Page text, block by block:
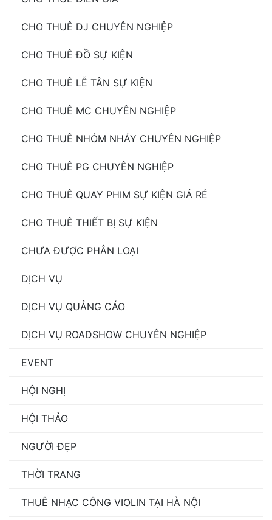
CHO THUÊ DJ CHUYÊN NGHIỆP
CHO THUÊ ĐỒ SỰ KIỆN
CHO THUÊ LỄ TÂN SỰ KIỆN
CHO THUÊ MC CHUYÊN NGHIỆP
CHO THUÊ NHÓM NHẢY CHUYÊN NGHIỆP
CHO THUÊ PG CHUYÊN NGHIỆP
CHO THUÊ QUAY PHIM SỰ KIỆN GIÁ RẺ
CHO THUÊ THIẾT BỊ SỰ KIỆN
CHƯA ĐƯỢC PHÂN LOẠI
DỊCH VỤ
DỊCH VỤ QUẢNG CÁO
DỊCH VỤ ROADSHOW CHUYÊN NGHIỆP
EVENT
HỘI NGHỊ
HỘI THẢO
NGƯỜI ĐẸP
THỜI TRANG
THUÊ NHẠC CÔNG VIOLIN TẠI HÀ NỘI